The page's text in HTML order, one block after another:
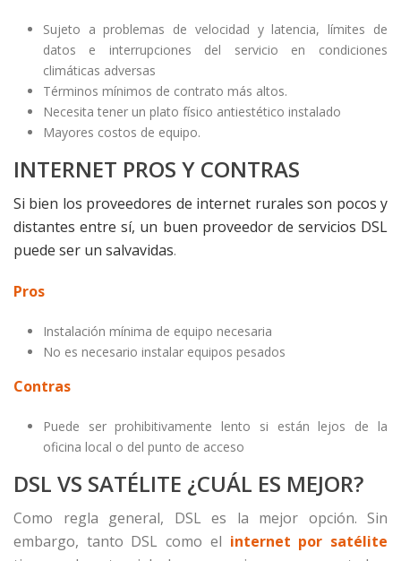
Sujeto a problemas de velocidad y latencia, límites de
datos e interrupciones del servicio en condiciones
climáticas adversas
Términos mínimos de contrato más altos.
Necesita tener un plato físico antiestético instalado
Mayores costos de equipo.
INTERNET PROS Y CONTRAS
Si bien los proveedores de internet rurales son pocos y
distantes entre sí, un buen proveedor de servicios DSL
puede ser un salvavidas.
Pros
Instalación mínima de equipo necesaria
No es necesario instalar equipos pesados
Contras
Puede ser prohibitivamente lento si están lejos de la
oficina local o del punto de acceso
DSL VS SATÉLITE ¿CUÁL ES MEJOR?
Como regla general, DSL es la mejor opción. Sin
embargo, tanto DSL como el internet por satélite